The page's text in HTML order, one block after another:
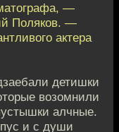
—
Поляков. —
актера
детишки
возомнили
алчные.
и с души